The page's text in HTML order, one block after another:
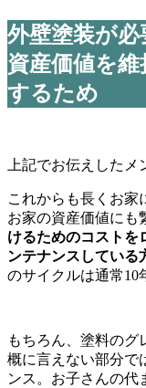
外壁塗装が必
資産価値を維
するため
上記でお伝えしたメ
これからも長くお家
お家の資産価値にも
けるためのコストを
ンテナンスしている
のサイクルは通常10
もちろん、塗料のグ
概に言えない部分で
ンス。お子さんの代